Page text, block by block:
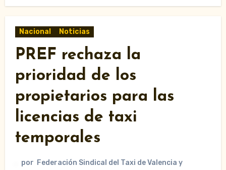
Nacional Noticias
PREF rechaza la
prioridad de los
propietarios para las
licencias de taxi
temporales
por Federación Sindical del Taxi de Valencia y